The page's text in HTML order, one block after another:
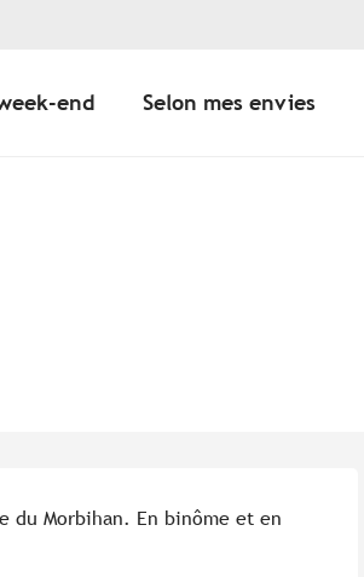
end Selon mes envies
du Morbihan. En binôme et en